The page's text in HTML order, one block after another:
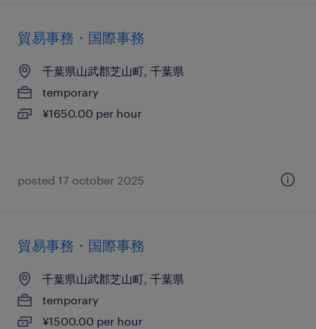
貿易事務・国際事務
千葉県山武郡芝山町, 千葉県
temporary
¥1650.00 per hour
posted 17 october 2025
貿易事務・国際事務
千葉県山武郡芝山町, 千葉県
temporary
¥1500.00 per hour